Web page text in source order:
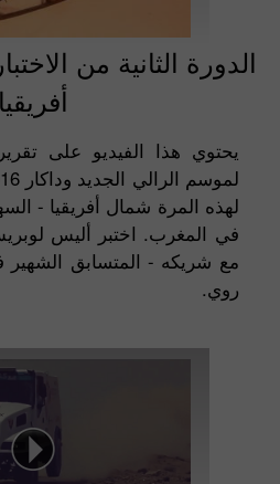
الدورة الثانية من
أفريقيا
يحتوي هذا الفيديو على
لهذه المرة شمال أفريقيا -
في المغرب. اختبر أليس
مع شريكه - المتسابق
روي.